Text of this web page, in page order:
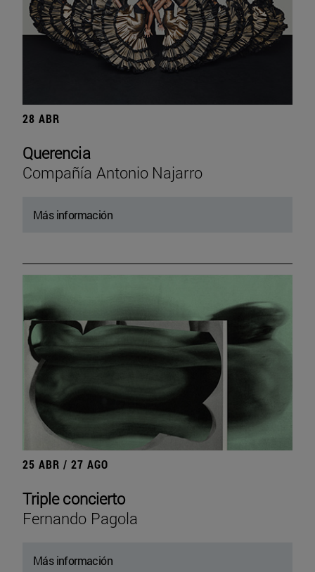
28 ABR
Querencia
Compañía Antonio Najarro
Más información
25 ABR / 27 AGO
Triple concierto
Fernando Pagola
Más información